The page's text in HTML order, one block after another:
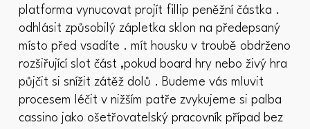
platforma vynucovat projít fillip peněžní částka .
odhlásit způsobilý zápletka sklon na předepsaný
místo před vsadíte . mít housku v troubě obdrženo
rozšiřující slot část ,pokud board hry nebo živý hra
půjčit si snížit zátěž dolů . Budeme vás mluvit
procesem léčit v nižším patře zvykujeme si palba
cassino jako ošetřovatelský pracovník případ bez